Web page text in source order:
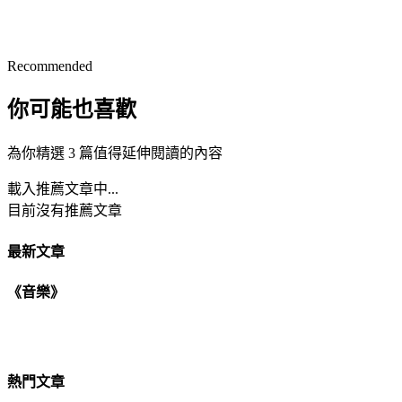
Recommended
你可能也喜歡
為你精選 3 篇值得延伸閱讀的內容
載入推薦文章中...
目前沒有推薦文章
最新文章
《音樂》
熱門文章